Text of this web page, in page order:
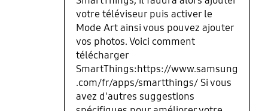
votre téléviseur puis activer le
Mode Art ainsi vous pouvez ajouter
vos photos. Voici comment
télécharger
SmartThings:https://www.samsung
.com/fr/apps/smartthings/ Si vous
avez d'autres suggestions